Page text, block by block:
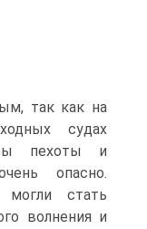
так как на
судах
пехоты и
опасно.
могли стать
волнения и